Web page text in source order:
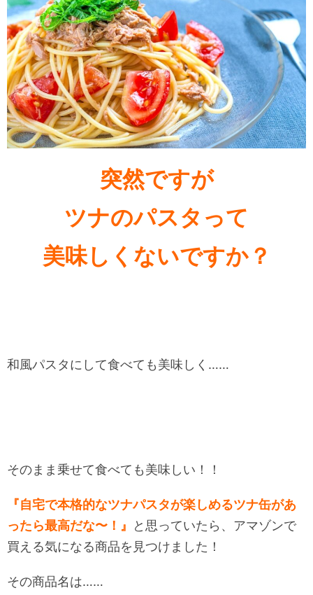
突然ですが
ツナのパスタって
美味しくないですか？
和風パスタにして食べても美味しく……
そのまま乗せて食べても美味しい！！
『自宅で本格的なツナパスタが楽しめるツナ缶があ
ったら最高だな〜！』
と思っていたら、アマゾンで
買える気になる商品を見つけました！
その商品名は……